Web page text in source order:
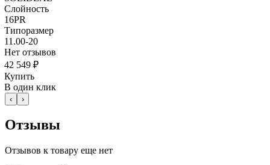
Слойность
16PR
Типоразмер
11.00-20
Нет отзывов
42 549 ₽
Купить
В один клик
‹ ›
Отзывы
Отзывов к товару еще нет